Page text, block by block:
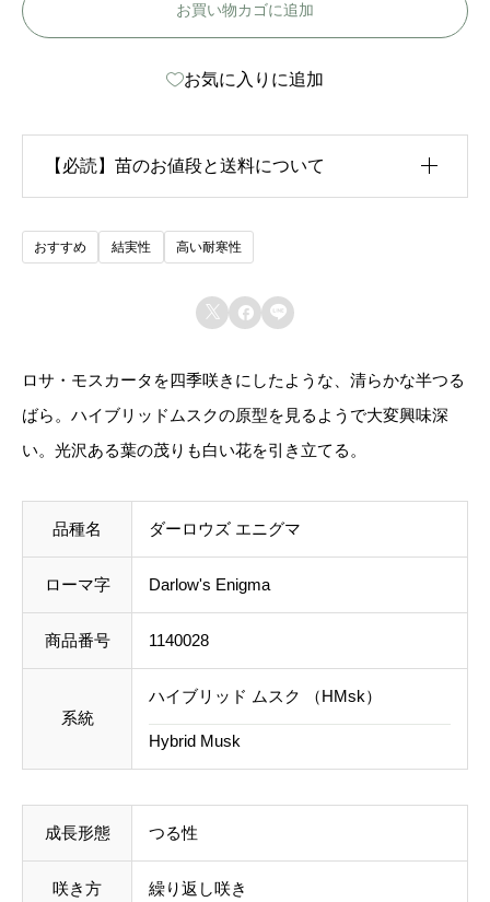
ロ
ズ
a
o
'
s
g
お買い物カゴに追加
お気に入りに追加
【必読】苗のお値段と送料について
生育状況が各苗、また季節ごとに異なるため、苗のお
値段は「概算価格」での表示となっております。
また、送料につきましては、苗の種類、生育形態、生
ト上では未記載となっております。
ご注文後にお送りする「ご注文確定メール」にて、送
等に不都合ございましたら、メール到着後にキャンセ
ルを承っております。
おすすめ 結実性 高い耐寒性
  
ロサ・モスカータを四季咲きにしたような、清らかな半つる
ばら。ハイブリッドムスクの原型を見るようで大変興味深
い。光沢ある葉の茂りも白い花を引き立てる。
品種名 ダーロウズ エニグマ
ローマ字 Darlow's Enigma
商品番号 1140028
系統
ハイブリッド ムスク （HMsk）
Hybrid Musk
成長形態 つる性
咲き方 繰り返し咲き